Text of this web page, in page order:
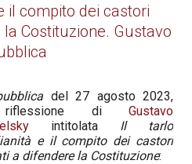
il compito dei castori
Costituzione. Gustavo
del 27 agosto 2023,
di Gustavo
intitolata Il tarlo
e il compito dei castori
a difendere la Costituzione: